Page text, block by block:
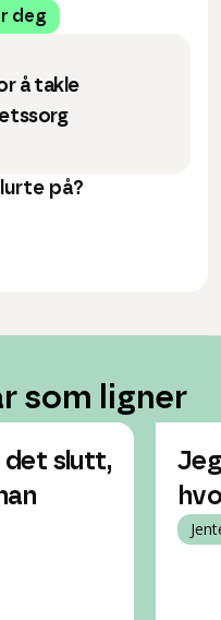
deg
å takle
på?
som ligner
det slutt,